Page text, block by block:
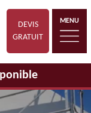
DEVIS
GRATUIT
MENU